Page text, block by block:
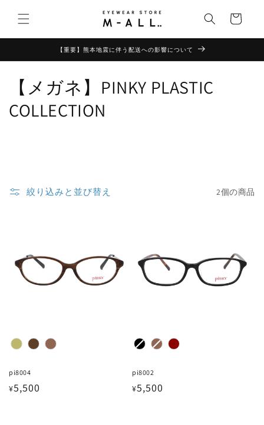
ンツに
進む
ー
【重要】熊本地震に伴う配送への影響について
コ
レ
ン
【メガネ】PINKY PLASTIC
COLLECTION
絞り込みと並び替え 2個の商品
カラー
pi8004
通
¥5,500
カラー
pi8002
通
¥5,500